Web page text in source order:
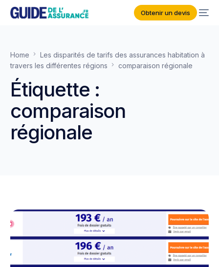
Obtenir un devis
Home
Les disparités de tarifs des assurances habitation à
travers les différentes régions
comparaison régionale
Étiquette :
comparaison
régionale